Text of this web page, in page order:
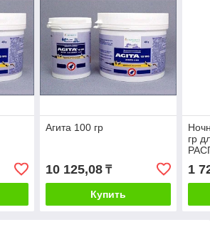
Агита 100 гр
10 125,08₸
Купить
гр
1